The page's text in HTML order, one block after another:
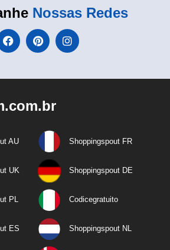
Nossas Redes
AU Shoppingspout FR
UK Shoppingspout DE
PL Codicegratuito
ES Shoppingspout NL